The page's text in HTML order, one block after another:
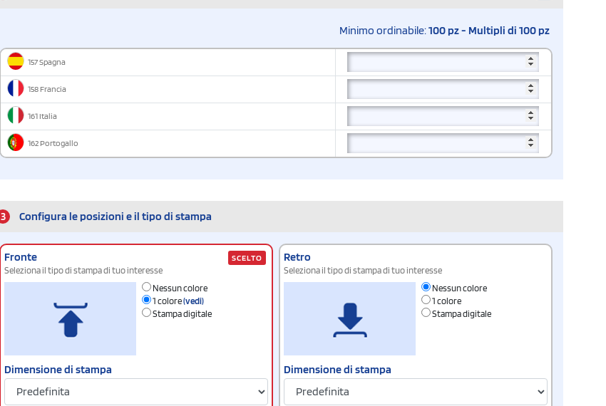
Minimo ordinabile:100 pz - Multipli di 100 pz
157 Spagna
158 Francia
161 Italia
162 Portogallo
3 Configura le posizioni e il tipo di stampa
Fronte
Seleziona il tipo di stampa di tuo interesse
Nessun colore
1 colore(vedi)
Stampa digitale
Dimensione di stampa
SCELTO Retro
Seleziona il tipo di stampa di tuo interesse
Nessun colore
1 colore
Stampa digitale
Dimensione di stampa